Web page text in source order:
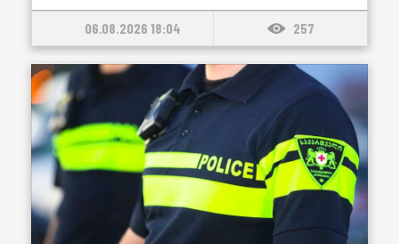
06.08.2026 18:04 257